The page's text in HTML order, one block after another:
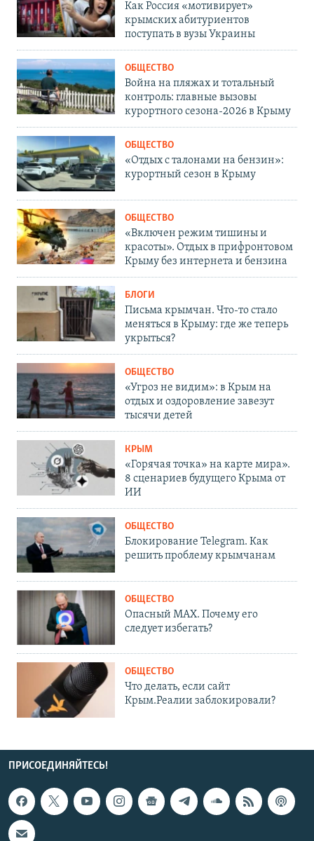
Как Россия «мотивирует»
крымских абитуриентов
поступать в вузы Украины
ОБЩЕСТВО
Война на пляжах и тотальный
контроль: главные вызовы
курортного сезона-2026 в Крыму
ОБЩЕСТВО
«Отдых с талонами на бензин»:
курортный сезон в Крыму
ОБЩЕСТВО
«Включен режим тишины и
красоты». Отдых в прифронтовом
Крыму без интернета и бензина
БЛОГИ
Письма крымчан. Что-то стало
меняться в Крыму: где же теперь
укрыться?
ОБЩЕСТВО
«Угроз не видим»: в Крым на
отдых и оздоровление завезут
тысячи детей
КРЫМ
«Горячая точка» на карте мира».
8 сценариев будущего Крыма от
ИИ
ОБЩЕСТВО
Блокирование Telegram. Как
решить проблему крымчанам
ОБЩЕСТВО
Опасный MAX. Почему его
следует избегать?
ОБЩЕСТВО
Что делать, если сайт
Крым.Реалии заблокировали?
ПРИСОЕДИНЯЙТЕСЬ!